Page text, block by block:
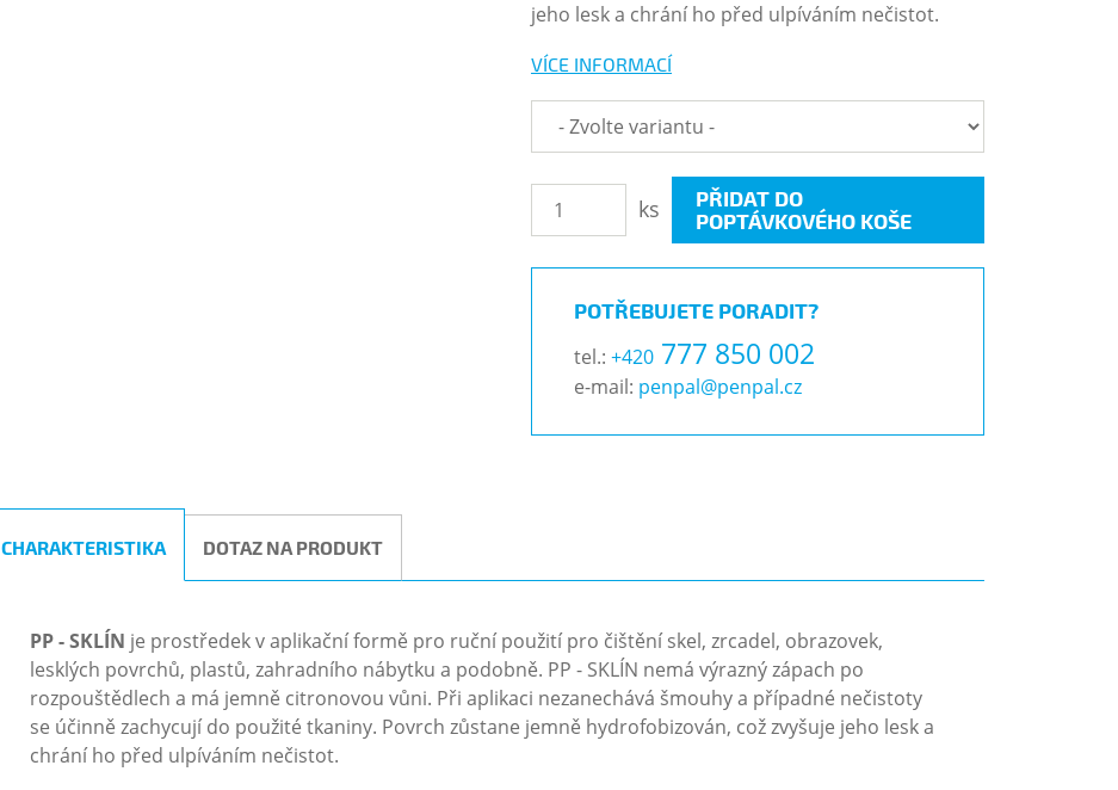
jeho lesk a chrání ho před ulpíváním nečistot.
VÍCE INFORMACÍ
ks
PŘIDAT DO
POPTÁVKOVÉHO KOŠE
POTŘEBUJETE PORADIT?
tel.: +420 777 850 002
e-mail: penpal@penpal.cz
CHARAKTERISTIKA DOTAZ NA PRODUKT
PP - SKLÍN je prostředek v aplikační formě pro ruční použití pro čištění skel, zrcadel, obrazovek,
lesklých povrchů, plastů, zahradního nábytku a podobně. PP - SKLÍN nemá výrazný zápach po
rozpouštědlech a má jemně citronovou vůni. Při aplikaci nezanechává šmouhy a případné nečistoty
se účinně zachycují do použité tkaniny. Povrch zůstane jemně hydrofobizován, což zvyšuje jeho lesk a
chrání ho před ulpíváním nečistot.